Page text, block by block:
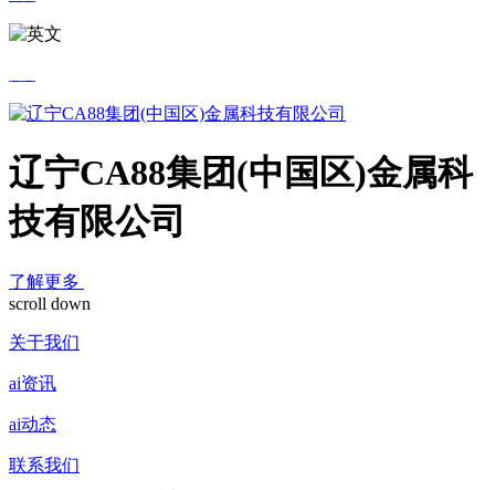
辽宁CA88集团(中国区)金属科
技有限公司
了解更多
scroll down
关于我们
ai资讯
ai动态
联系我们